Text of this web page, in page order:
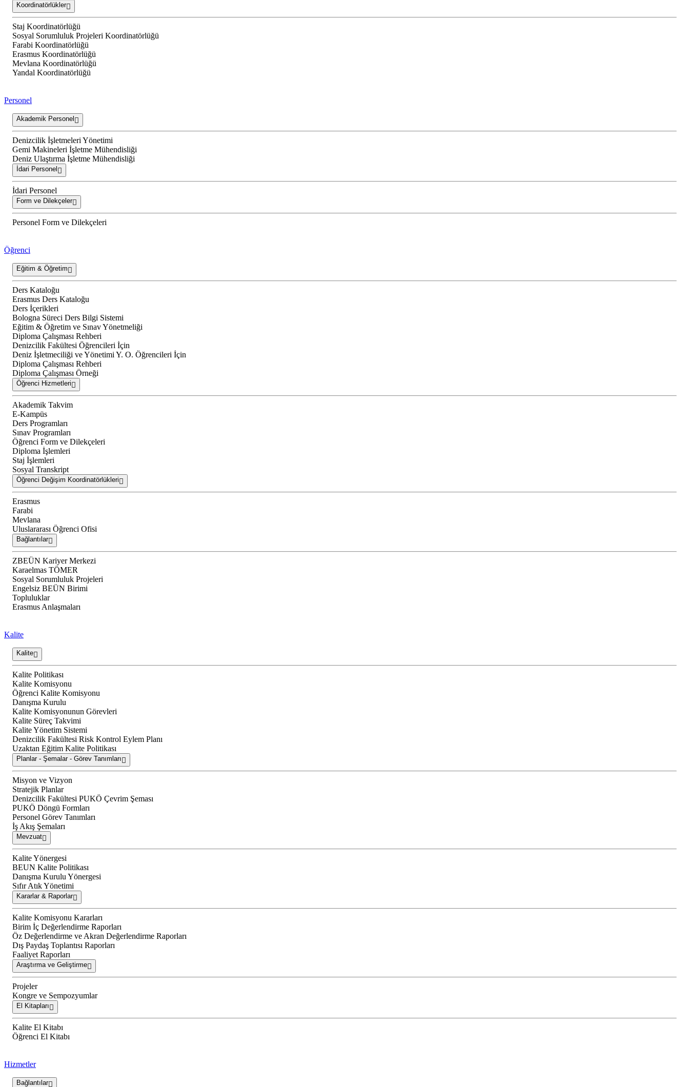
Koordinatörlükler
Staj Koordinatörlüğü
Sosyal Sorumluluk Projeleri Koordinatörlüğü
Farabi Koordinatörlüğü
Erasmus Koordinatörlüğü
Mevlana Koordinatörlüğü
Yandal Koordinatörlüğü
Personel
Akademik Personel
Denizcilik İşletmeleri Yönetimi
Gemi Makineleri İşletme Mühendisliği
Deniz Ulaştırma İşletme Mühendisliği
İdari Personel
İdari Personel
Form ve Dilekçeler
Personel Form ve Dilekçeleri
Öğrenci
Eğitim & Öğretim
Ders Kataloğu
Erasmus Ders Kataloğu
Ders İçerikleri
Bologna Süreci Ders Bilgi Sistemi
Eğitim & Öğretim ve Sınav Yönetmeliği
Diploma Çalışması Rehberi
Denizcilik Fakültesi Öğrencileri İçin
Deniz İşletmeciliği ve Yönetimi Y. O. Öğrencileri İçin
Diploma Çalışması Rehberi
Diploma Çalışması Örneği
Öğrenci Hizmetleri
Akademik Takvim
E-Kampüs
Ders Programları
Sınav Programları
Öğrenci Form ve Dilekçeleri
Diploma İşlemleri
Staj İşlemleri
Sosyal Transkript
Öğrenci Değişim Koordinatörlükleri
Erasmus
Farabi
Mevlana
Uluslararası Öğrenci Ofisi
Bağlantılar
ZBEÜN Kariyer Merkezi
Karaelmas TÖMER
Sosyal Sorumluluk Projeleri
Engelsiz BEÜN Birimi
Topluluklar
Erasmus Anlaşmaları
Kalite
Kalite
Kalite Politikası
Kalite Komisyonu
Öğrenci Kalite Komisyonu
Danışma Kurulu
Kalite Komisyonunun Görevleri
Kalite Süreç Takvimi
Kalite Yönetim Sistemi
Denizcilik Fakültesi Risk Kontrol Eylem Planı
Uzaktan Eğitim Kalite Politikası
Planlar - Şemalar - Görev Tanımları
Misyon ve Vizyon
Stratejik Planlar
Denizcilik Fakültesi PUKÖ Çevrim Şeması
PUKÖ Döngü Formları
Personel Görev Tanımları
İş Akış Şemaları
Mevzuat
Kalite Yönergesi
BEUN Kalite Politikası
Danışma Kurulu Yönergesi
Sıfır Atık Yönetimi
Kararlar & Raporlar
Kalite Komisyonu Kararları
Birim İç Değerlendirme Raporları
Öz Değerlendirme ve Akran Değerlendirme Raporları
Dış Paydaş Toplantısı Raporları
Faaliyet Raporları
Araştırma ve Geliştirme
Projeler
Kongre ve Sempozyumlar
El Kitapları
Kalite El Kitabı
Öğrenci El Kitabı
Hizmetler
Bağlantılar